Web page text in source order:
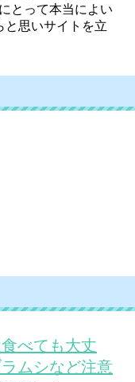
とって本当によい
と思いサイトを立
べても大丈
ムシなど注意